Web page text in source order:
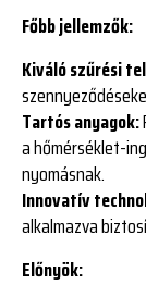
Főbb jellemzők:
Kiváló szűrési
Tartós anyagok:
a hőmérséklet-
nyomásnak.
Innovatív
alkalmazva
Előnyök: